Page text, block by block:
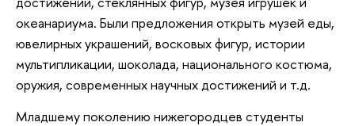
океанариума. Были предложения открыть музей еды,
ювелирных украшений, восковых фигур, истории
мультипликации, шоколада, национального костюма,
оружия, современных научных достижений и т.д.
Младшему поколению нижегородцев студенты